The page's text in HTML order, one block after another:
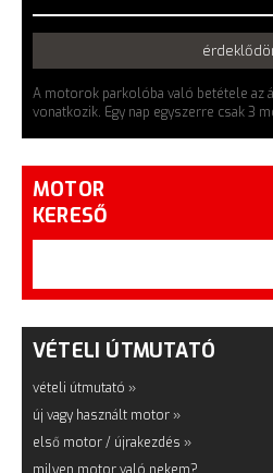
A motorok parkolóba való betétele az
vonatkozik. Egy nap egyszerre csak 3
MOTOR
KERESŐ
VÉTELI ÚTMUTATÓ
vételi útmutató »
új vagy használt motor »
első motor / újrakezdés »